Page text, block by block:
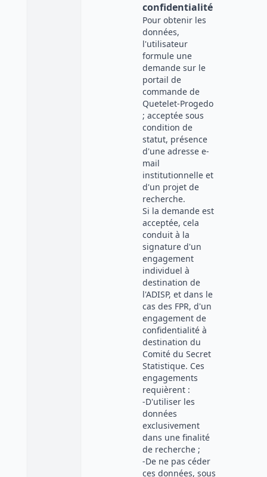
confidentialité
Pour obtenir les
données,
l'utilisateur
formule une
demande sur le
portail de
commande de
Quetelet-Progedo
; acceptée sous
condition de
statut, présence
d'une adresse e-
mail
institutionnelle et
d'un projet de
recherche.
Si la demande est
acceptée, cela
conduit à la
signature d'un
engagement
individuel à
destination de
l'ADISP, et dans le
cas des FPR, d'un
engagement de
confidentialité à
destination du
Comité du Secret
Statistique. Ces
engagements
requièrent :
-D'utiliser les
données
exclusivement
dans une finalité
de recherche ;
-De ne pas céder
ces données, sous